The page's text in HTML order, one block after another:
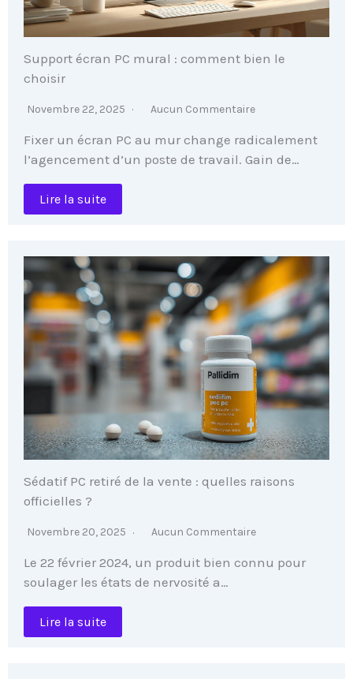
Support écran PC mural : comment bien le
choisir
Novembre 22, 2025 Aucun Commentaire
Fixer un écran PC au mur change radicalement
l’agencement d’un poste de travail. Gain de…
Lire la suite
Sédatif PC retiré de la vente : quelles raisons
officielles ?
Novembre 20, 2025 Aucun Commentaire
Le 22 février 2024, un produit bien connu pour
soulager les états de nervosité a…
Lire la suite